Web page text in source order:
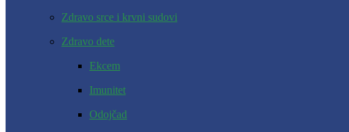
Zdravo srce i krvni sudovi
Zdravo dete
Ekcem
Imunitet
Odojčad